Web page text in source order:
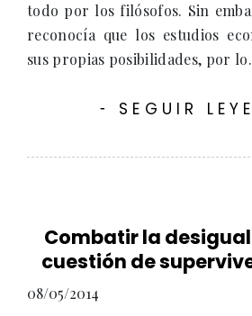
todo por los filósofos. Sin
reconocía que los estudios
sus propias posibilidades, por
- SEGUIR
Combatir la
cuestión de
08/05/2014